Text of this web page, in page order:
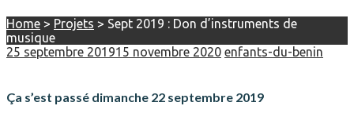
Home > Projets > Sept 2019 : Don d’instruments de
musique
25 septembre 201915 novembre 2020 enfants-du-benin
Ça s’est passé dimanche 22 septembre 2019